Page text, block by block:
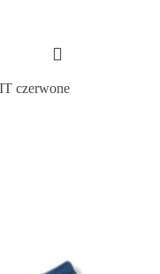
czerwone